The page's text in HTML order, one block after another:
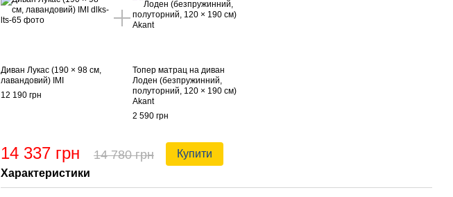
Диван Лукас (190 × 98 см,
лавандовий) ІМІ
12 190 грн
Топер матрац на диван
Лоден (безпружинний,
полуторний, 120 × 190 см)
Akant
2 590 грн
14 337 грн 14 780 грн
Купити
Характеристики